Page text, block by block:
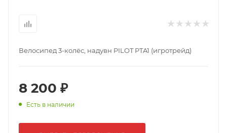
Велосипед 3-колёс, надувн PILOT PTA1 (игротрейд)
8 200 ₽
Есть в наличии